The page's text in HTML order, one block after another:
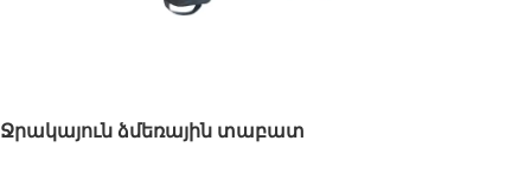
Ջրակայուն ձմեռային տաբատ